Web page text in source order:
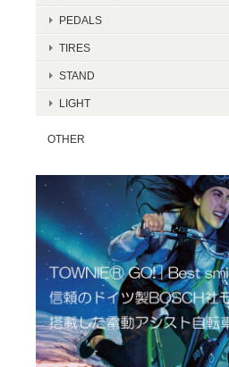
PEDALS
TIRES
STAND
LIGHT
OTHER